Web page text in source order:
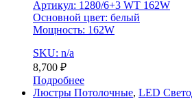
Артикул: 1280/6+3 WT 162W
Основной цвет: белый
Мощность: 162W
SKU: n/a
8,700 ₽
Подробнее
Люстры Потолочные, LED